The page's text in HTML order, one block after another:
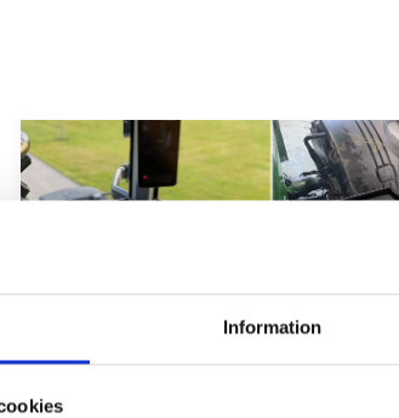
Information
Hyttbord till traktorn, den lilla
som gör stor skillnad i vardagen